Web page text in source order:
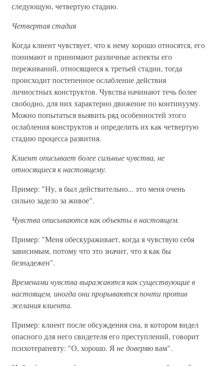
следующую, четвертую стадию.
Четвертая стадия
Когда клиент чувствует, что к нему хорошо относятся, его
понимают и принимают различные аспекты его
переживаний, относящиеся к третьей стадии, тогда
происходит постепенное ослабление действия
личностных конструктов. Чувства начинают течь более
свободно, для них характерно движение по континууму.
Можно попытаться выявить ряд особенностей этого
ослабления конструктов и определить их как четвертую
стадию процесса развития.
Клиент описывает более сильные чувства, не
относящиеся к настоящему.
Пример: "Ну, я был действительно... это меня очень
сильно задело за живое".
Чувства описываются как объекты в настоящем.
Пример: "Меня обескураживает, когда я чувствую себя
зависимым, потому что это значит, что я как бы
безнадежен".
Временами чувства выражаются как существующие в
настоящем, иногда они прорываются почти против
желания клиента.
Пример: клиент после обсуждения сна, в котором видел
опасного для него свидетеля его преступлений, говорит
психотерапевту: "О, хорошо. Я не доверяювам".